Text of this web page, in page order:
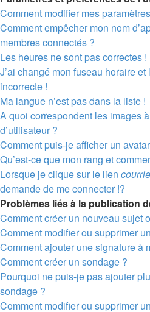
Comment modifier mes
Comment empêcher mon nom
membres connectés ?
Les heures ne sont pas correctes !
J’ai changé mon fuseau horaire et
incorrecte !
Ma langue n’est pas dans la liste !
A quoi correspondent les images
d’utilisateur ?
Comment puis-je afficher un
Qu’est-ce que mon rang et
Lorsque je clique sur le lien
demande de me connecter !?
Problèmes liés à la publication
Comment créer un nouveau sujet
Comment modifier ou supprimer
Comment ajouter une signature à
Comment créer un sondage ?
Pourquoi ne puis-je pas ajouter
sondage ?
Comment modifier ou supprimer